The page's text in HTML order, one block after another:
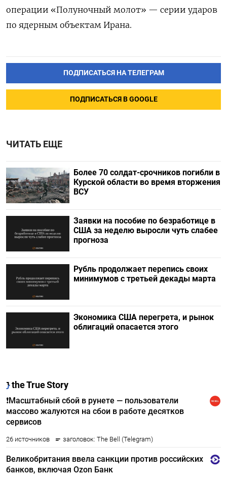
операции «Полуночный молот» — серии ударов
по ядерным объектам Ирана.
ПОДПИСАТЬСЯ НА ТЕЛЕГРАМ
ПОДПИСАТЬСЯ В GOOGLE
ЧИТАТЬ ЕЩЕ
Более 70 солдат-срочников погибли в
Курской области во время вторжения
ВСУ
Заявки на пособие по безработице в
США за неделю выросли чуть слабее
прогноза
Рубль продолжает перепись своих
минимумов с третьей декады марта
Экономика США перегрета, и рынок
облигаций опасается этого